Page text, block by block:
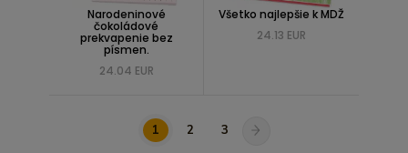
Narodeninové
čokoládové
prekvapenie bez
písmen.
24.04 EUR
Všetko najlepšie k MDŽ
24.13 EUR
1 2 3